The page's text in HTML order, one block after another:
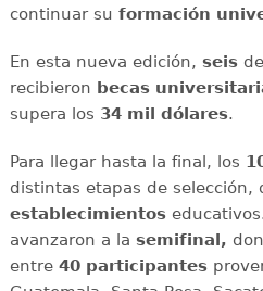
continuar su formación
En esta nueva edición, seisde
recibieron becas
supera los 34 mil dólares.
Para llegar hasta la final, los
distintas etapas de selección,
establecimientos
avanzaron a la semifinal,
entre 40 participantes